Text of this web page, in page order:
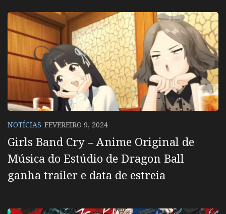
NOTÍCIAS FEVEREIRO 9, 2024
Girls Band Cry – Anime Original de
Música do Estúdio de Dragon Ball
ganha trailer e data de estreia